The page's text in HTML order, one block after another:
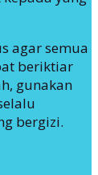
agar semua
beriktiar
gunakan
bergizi.